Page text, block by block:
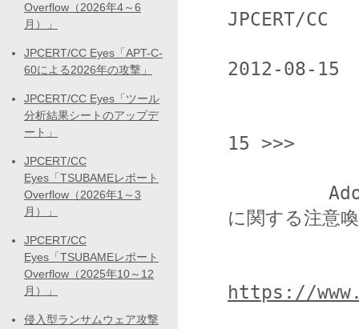
JPCERT/CC
2012-08-15
15 >>>
に関する注意
https://
Overflow（2026年4～6
月）」
JPCERT/CC Eyes「APT-C-
60による2026年の攻撃」
JPCERT/CC Eyes「ツール
分析結果シートのアップデ
ート」
JPCERT/CC
Eyes「TSUBAMEレポート
Overflow（2026年1～3
月）」
JPCERT/CC
Eyes「TSUBAMEレポート
Overflow（2025年10～12
月）」
侵入型ランサムウェア攻撃